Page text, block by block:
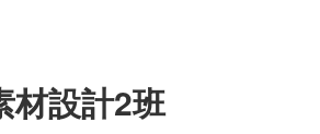
材設計2班